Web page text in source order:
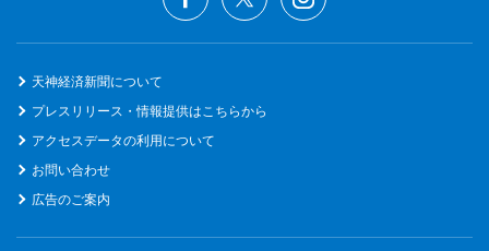
天神経済新聞について
プレスリリース・情報提供はこちらから
アクセスデータの利用について
お問い合わせ
広告のご案内